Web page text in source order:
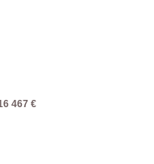
467 €